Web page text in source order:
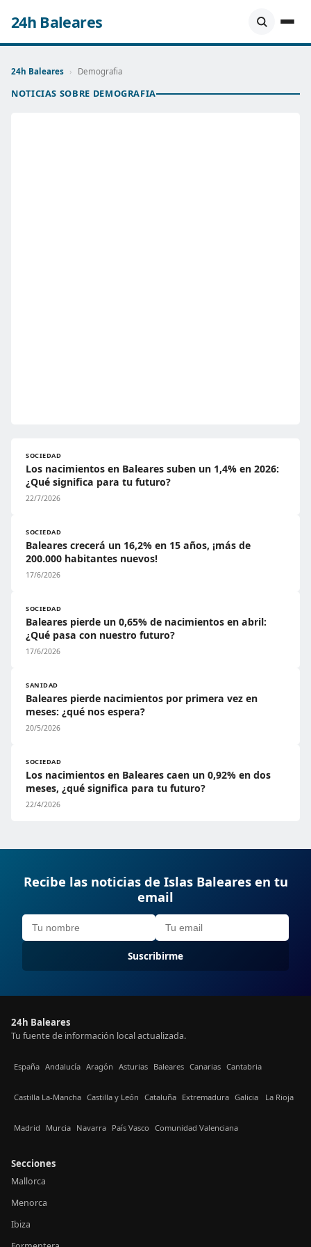
24h Baleares
24h Baleares › Demografia
NOTICIAS SOBRE DEMOGRAFIA
SOCIEDAD
Los nacimientos en Baleares suben un 1,4% en 2026:
¿Qué significa para tu futuro?
22/7/2026
SOCIEDAD
Baleares crecerá un 16,2% en 15 años, ¡más de
200.000 habitantes nuevos!
17/6/2026
SOCIEDAD
Baleares pierde un 0,65% de nacimientos en abril:
¿Qué pasa con nuestro futuro?
17/6/2026
SANIDAD
Baleares pierde nacimientos por primera vez en
meses: ¿qué nos espera?
20/5/2026
SOCIEDAD
Los nacimientos en Baleares caen un 0,92% en dos
meses, ¿qué significa para tu futuro?
22/4/2026
Recibe las noticias de Islas Baleares en tu
email
Suscribirme
24h Baleares
Tu fuente de información local actualizada.
España Andalucía Aragón Asturias Baleares Canarias Cantabria
Castilla La-Mancha Castilla y León Cataluña Extremadura Galicia La Rioja
Madrid Murcia Navarra País Vasco Comunidad Valenciana
Secciones
Mallorca
Menorca
Ibiza